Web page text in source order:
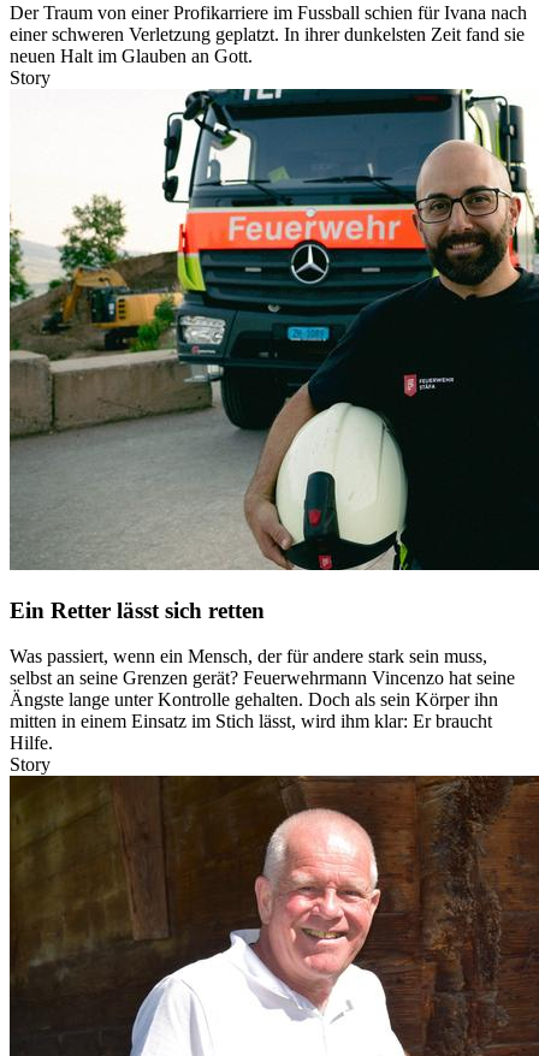
Der Traum von einer Profikarriere im Fussball schien für Ivana nach
einer schweren Verletzung geplatzt. In ihrer dunkelsten Zeit fand sie
neuen Halt im Glauben an Gott.
Story
Ein Retter lässt sich retten
Was passiert, wenn ein Mensch, der für andere stark sein muss,
selbst an seine Grenzen gerät? Feuerwehrmann Vincenzo hat seine
Ängste lange unter Kontrolle gehalten. Doch als sein Körper ihn
mitten in einem Einsatz im Stich lässt, wird ihm klar: Er braucht
Hilfe.
Story